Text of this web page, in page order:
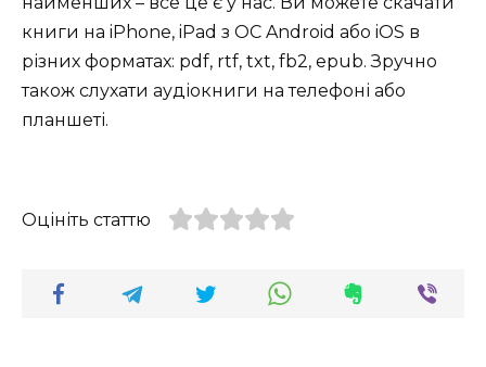
книги на iPhone, iPad з ОС Android або iOS в
різних форматах: pdf, rtf, txt, fb2, epub. Зручно
також слухати аудіокниги на телефоні або
планшеті.
Оцініть статтю